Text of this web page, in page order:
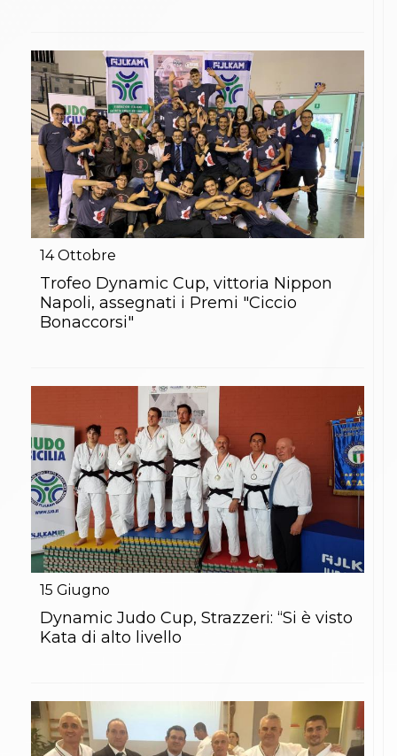
14 Ottobre
Trofeo Dynamic Cup, vittoria Nippon
Napoli, assegnati i Premi "Ciccio
Bonaccorsi"
15 Giugno
Dynamic Judo Cup, Strazzeri: “Si è visto
Kata di alto livello